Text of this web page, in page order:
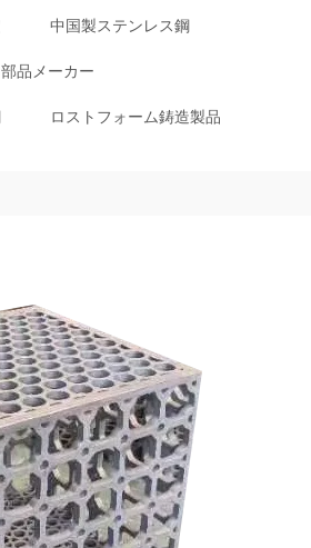
中国製ステンレス鋼
品メーカー
ロストフォーム鋳造製品